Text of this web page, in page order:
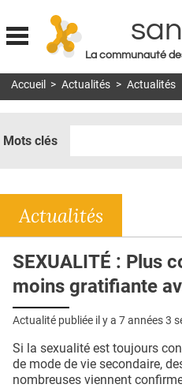
Jump to
La communauté
MON COMPTE
DOSSIERS
RÉSEAUX
E-REVUE SAD
QUI SOMMES-NOUS ?
Accueil > Actualités > Actualités
Mots clés
Actualités
SEXUALITÉ : Plus
moins gratifiante
Actualité publiée il y a 7 années 3
Si la sexualité est toujours
de mode de vie secondaire,
nombreuses viennent